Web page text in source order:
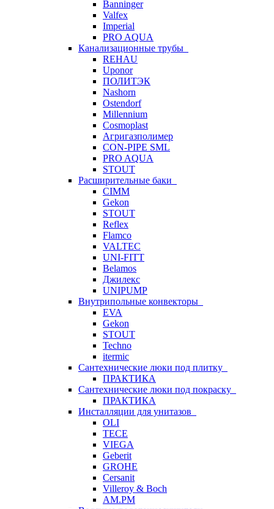
Banninger
Valfex
Imperial
PRO AQUA
Канализационные трубы
REHAU
Uponor
ПОЛИТЭК
Nashorn
Ostendorf
Millennium
Cosmoplast
Агригазполимер
CON-PIPE SML
PRO AQUA
STOUT
Расширительные баки
CIMM
Gekon
STOUT
Reflex
Flamco
VALTEC
UNI-FITT
Belamos
Джилекс
UNIPUMP
Внутрипольные конвекторы
EVA
Gekon
STOUT
Techno
itermic
Сантехнические люки под плитку
ПРАКТИКА
Сантехнические люки под покраску
ПРАКТИКА
Инсталляции для унитазов
OLI
TECE
VIEGA
Geberit
GROHE
Cersanit
Villeroy & Boch
AM.PM